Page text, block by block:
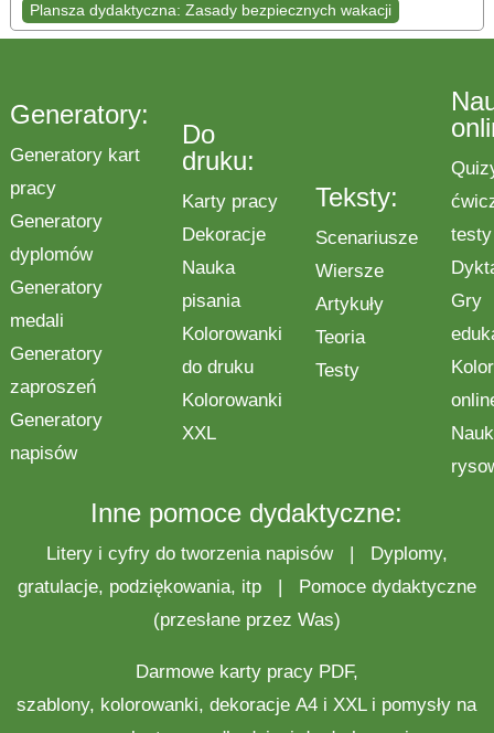
Plansza dydaktyczna: Zasady bezpiecznych wakacji
Generatory:
Generatory kart
pracy
Generatory
dyplomów
Generatory
medali
Generatory
zaproszeń
Generatory
napisów
Do
druku:
Karty pracy
Dekoracje
Nauka
pisania
Kolorowanki
do druku
Kolorowanki
XXL
Teksty:
Scenariusze
Wiersze
Artykuły
Teoria
Testy
testy
Gry
Inne pomoce dydaktyczne:
Litery i cyfry do tworzenia napisów|
Dyplomy,
gratulacje, podziękowania, itp|
Pomoce dydaktyczne
(przesłane przez Was)
Darmowe karty pracyPDF,
szablony, kolorowanki,dekoracje A4 i XXL i pomysły na